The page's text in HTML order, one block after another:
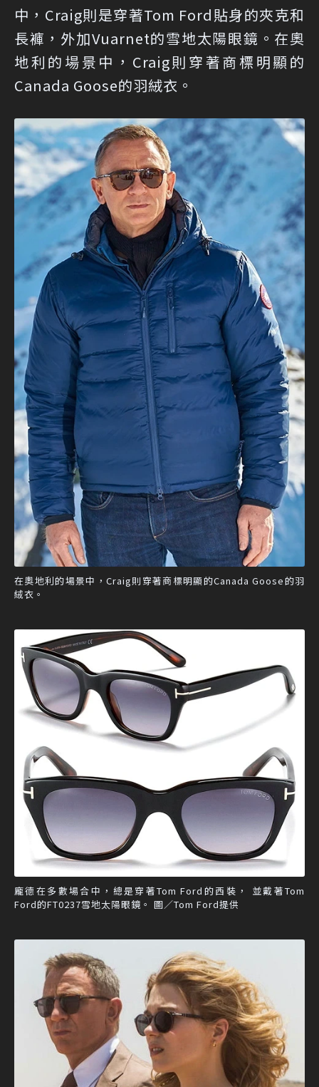
中，Craig則是穿著Tom Ford貼身的夾克和
長褲，外加Vuarnet的雪地太陽眼鏡。在奧
地利的場景中，Craig則穿著商標明顯的
Canada Goose的羽絨衣。
在奧地利的場景中，Craig則穿著商標明顯的Canada Goose的羽
絨衣。
龐德在多數場合中，總是穿著Tom Ford的西裝， 並戴著Tom
Ford的FT0237雪地太陽眼鏡。 圖／Tom Ford提供